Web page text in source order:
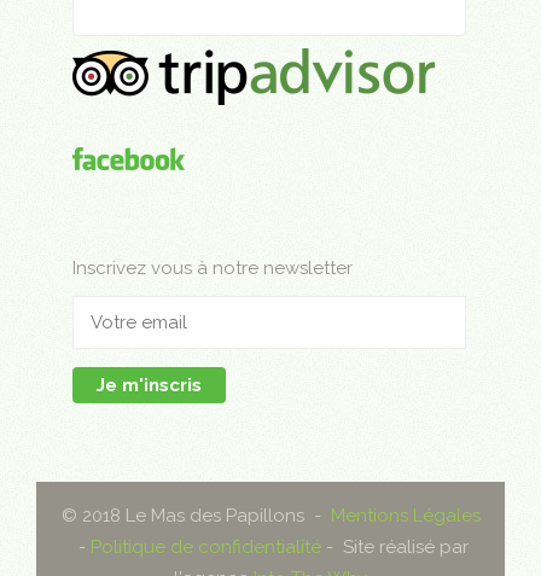
Inscrivez vous à notre newsletter
Je m'inscris
© 2018 Le Mas des Papillons - Mentions Légales
- Politique de confidentialité- Site réalisé par